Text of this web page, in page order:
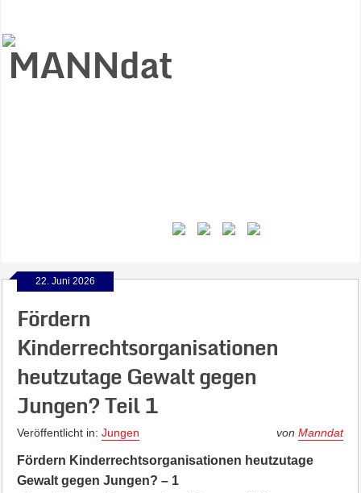
22. Juni 2026
Fördern
Kinderrechtsorganisationen
heutzutage Gewalt gegen
Jungen? Teil 1
Veröffentlicht in: Jungen vonManndat
Fördern Kinderrechtsorganisationen heutzutage
Gewalt gegen Jungen? – 1